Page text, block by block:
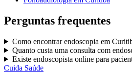
Perguntas frequentes
Como encontrarendoscopia em
Quanto custa uma consulta com
Existe endoscopista online para
Cuida Saúde